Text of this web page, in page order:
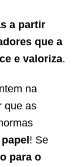
a partir
que a
e valoriza.
na
que as
! Se
para o